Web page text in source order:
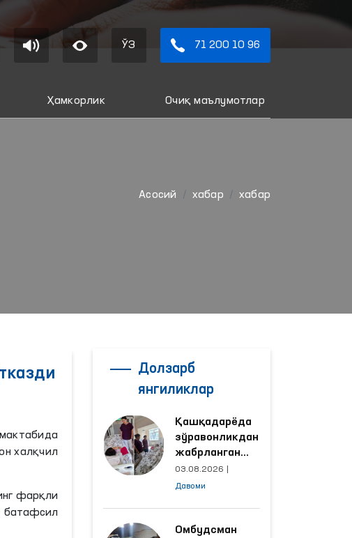
ЎЗ 71 200 10 96
Ҳамкорлик Очиқ маълумотлар
Aсосий хабар хабар
халқчил
фарқли
батафсил
Долзарб
янгиликлар
Қашқадарёда
зўравонликдан
жабрланган
аёлнинг ҳолати
Омбудсман
03.08.2026
Давоми
Омбудсман